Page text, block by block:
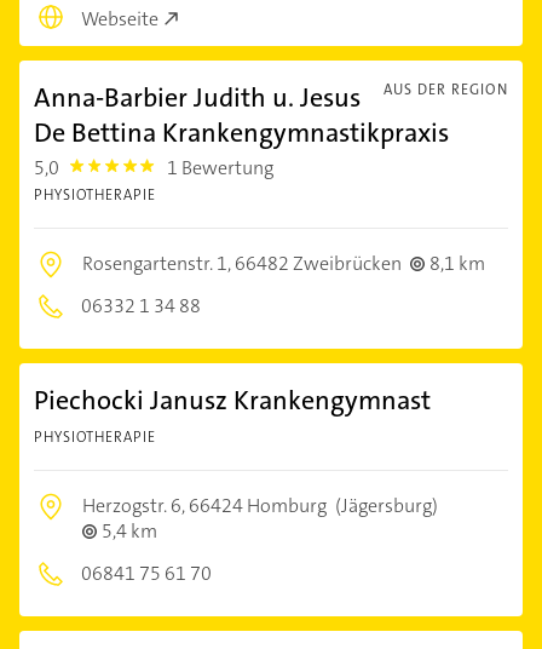
Webseite
AUS DER REGION
Anna-Barbier Judith u. Jesus
De Bettina Krankengymnastikpraxis
5,0 5.0 1 Bewertung
PHYSIOTHERAPIE
Rosengartenstr. 1,66482 Zweibrücken
8,1 km
06332 1 34 88
Piechocki Janusz Krankengymnast
PHYSIOTHERAPIE
Herzogstr. 6,66424 Homburg (Jägersburg)
5,4 km
06841 75 61 70